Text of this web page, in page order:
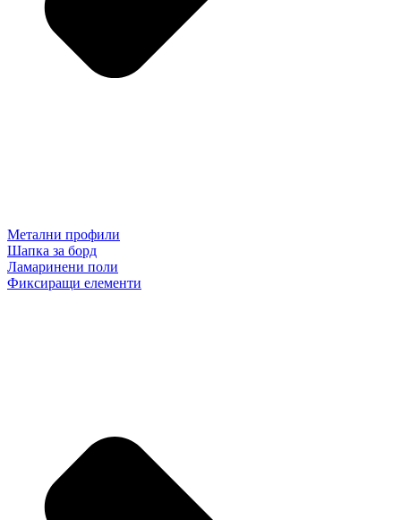
Метални профили
Шапка за борд
Ламаринени поли
Фиксиращи елементи